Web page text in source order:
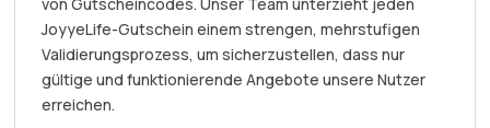
JoyyeLife-Gutschein einem strengen, mehrstufigen
Validierungsprozess, um sicherzustellen, dass nur
gültige und funktionierende Angebote unsere Nutzer
erreichen.